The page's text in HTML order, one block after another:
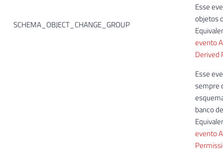
SCHEMA_OBJECT_CHANGE_GROUP
Esse
objetos
evento
Derived
Esse
sempre
banco
evento